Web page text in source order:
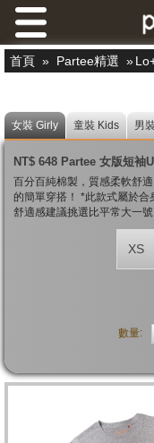
首頁 » Partee精選 »
女裝 Girly 童裝 Kids 男
NT$ 648 Partee 女版短袖
百分百純棉製，質感柔軟舒
的簡單穿搭！ *此款式屬於合
舒適感建議挑選比平常大一
XS
數量: